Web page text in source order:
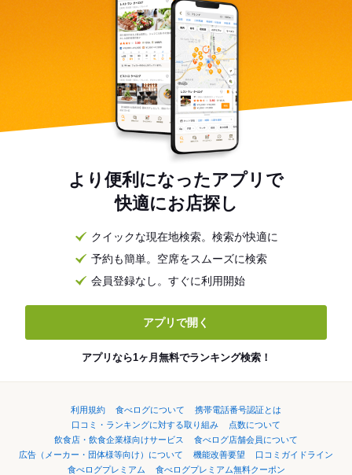
より便利になったアプリで
快適にお店探し
クイックな現在地検索。検索が快適に
予約も簡単。空席をスムーズに検索
会員登録なし。すぐに利用開始
アプリで開く
アプリなら1ヶ月無料でランキング検索！
利用規約 食べログについて
携帯電話番号認証とは
口コミ・ランキングに対する取り組み
点数について
飲食店・飲食企業様向けサービス
食べログ店舗会員について
広告（メーカー・団体様等向け）について
機能改善要望
口コミガイドライン
食べログプレミアム
食べログプレミアム無料クーポン